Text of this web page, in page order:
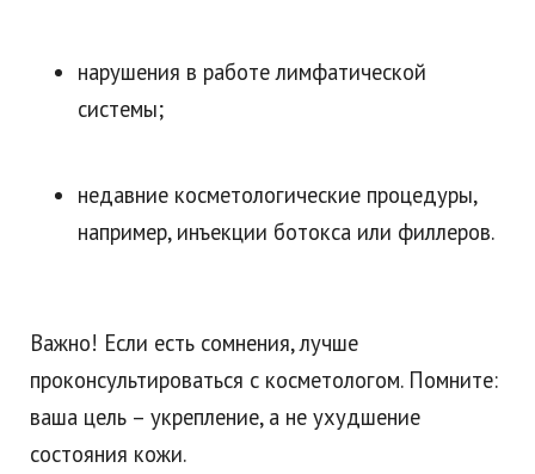
нарушения в работе лимфатической
системы;
недавние косметологические процедуры,
например, инъекции ботокса или филлеров.
Важно! Если есть сомнения, лучше
проконсультироваться с косметологом. Помните:
ваша цель – укрепление, а не ухудшение
состояния кожи.